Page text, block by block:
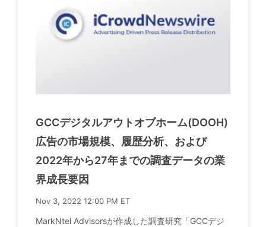
GCCデジタルアウトオブホーム(DOOH)
広告の市場規模、履歴分析、および
2022年から27年までの調査データの業
界成長要因
Nov 3, 2022 12:00 PM ET
MarkNtel Advisorsが作成した調査研究「GCCデジ